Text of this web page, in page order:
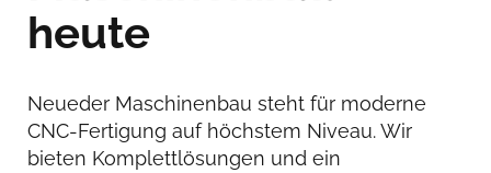
heute
Neueder Maschinenbau steht für moderne
CNC-Fertigung auf höchstem Niveau. Wir
bieten Komplettlösungen und ein